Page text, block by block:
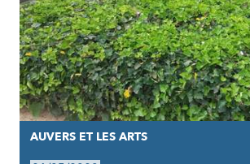
AUVERS ET LES ARTS